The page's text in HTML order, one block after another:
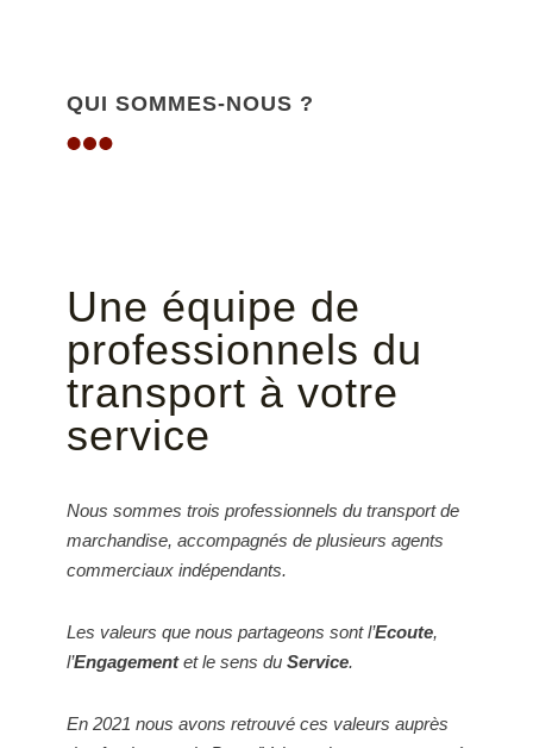
QUI SOMMES-NOUS ?
Une équipe de
professionnels du
transport à votre
service
Nous sommes trois professionnels du transport de
marchandise, accompagnés de plusieurs agents
commerciaux indépendants.
Les valeurs que nous partageons sont l’Ecoute,
l’Engagementet le sens du Service.
En 2021 nous avons retrouvé ces valeurs auprès